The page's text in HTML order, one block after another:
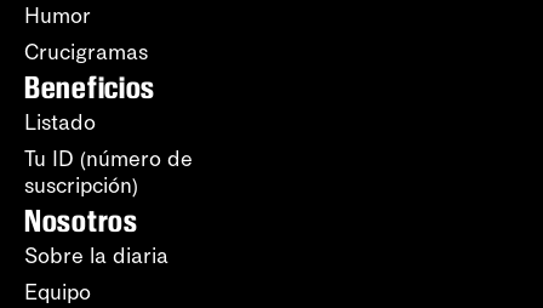
Humor
Crucigramas
Beneficios
Listado
Tu ID (número de
suscripción)
Nosotros
Sobre la diaria
Equipo